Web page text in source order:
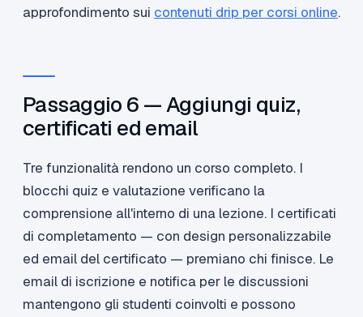
approfondimento sui contenuti drip per corsi online.
Passaggio 6 — Aggiungi quiz,
certificati ed email
Tre funzionalità rendono un corso completo. I
blocchi quiz e valutazione verificano la
comprensione all'interno di una lezione. I certificati
di completamento — con design personalizzabile
ed email del certificato — premiano chi finisce. Le
email di iscrizione e notifica per le discussioni
mantengono gli studenti coinvolti e possono